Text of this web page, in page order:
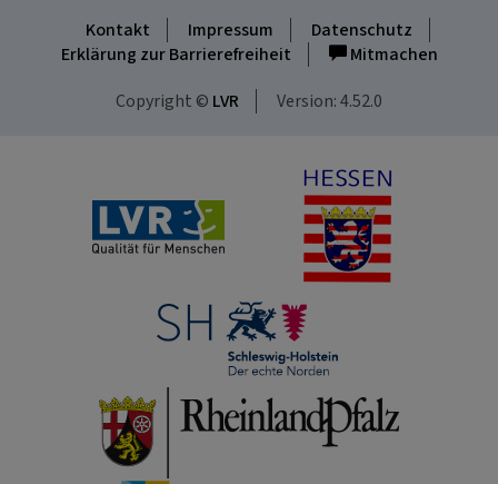
Kontakt Impressum
Datenschutz
Erklärung zur Barrierefreiheit
Mitmachen
Copyright © LVR Version: 4.52.0